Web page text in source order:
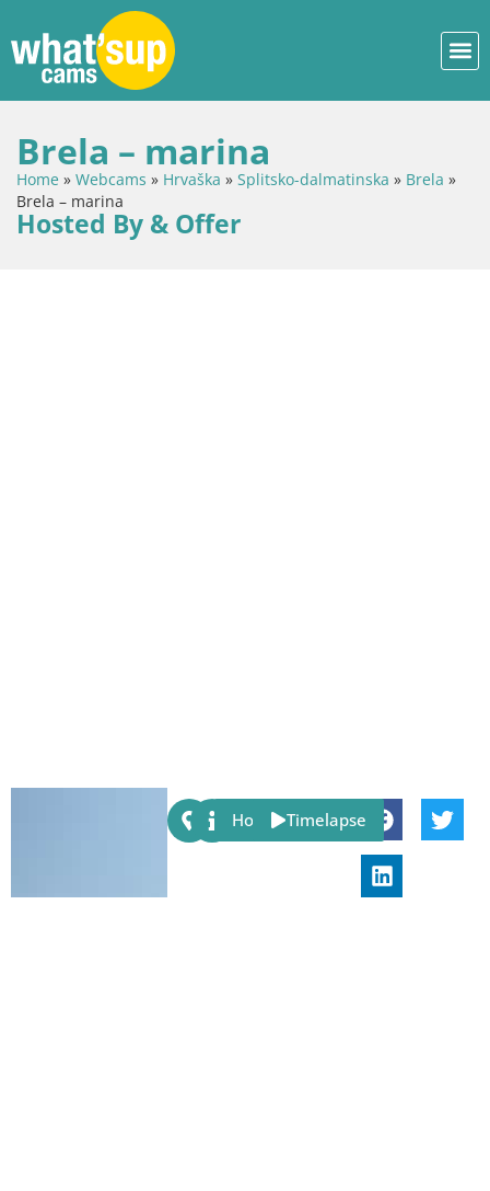
Brela – marina
Home » Webcams » Hrvaška » Splitsko-dalmatinska » Brela »
Brela – marina
Hosted By & Offer
Share:
Host Timelapse